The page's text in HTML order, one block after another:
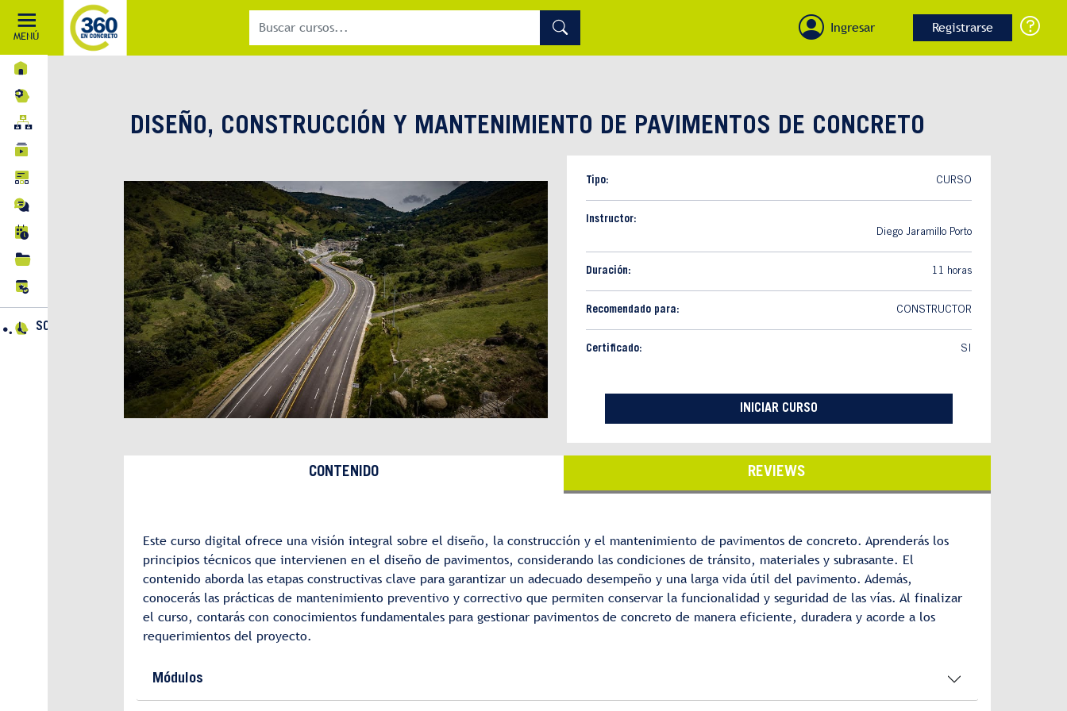
Ingresar Registrarse
MENÚ
RUTAS DE APRENDIZAJE
CERTIFICACIONES
SOPORTE
DISEÑO, CONSTRUCCIÓN Y MANTENIMIENTO DE PAVIMENTOS DE CONCRETO
Tipo: CURSO
Instructor:
Diego Jaramillo Porto
Duración: 11 horas
Recomendado para: CONSTRUCTOR
Certificado: SI
INICIAR CURSO
CONTENIDO REVIEWS
Este curso digital ofrece una visión integral sobre el diseño, la construcción y el mantenimiento de pavimentos de concreto. Aprenderás los
principios técnicos que intervienen en el diseño de pavimentos, considerando las condiciones de tránsito, materiales y subrasante. El
contenido aborda las etapas constructivas clave para garantizar un adecuado desempeño y una larga vida útil del pavimento. Además,
conocerás las prácticas de mantenimiento preventivo y correctivo que permiten conservar la funcionalidad y seguridad de las vías. Al finalizar
el curso, contarás con conocimientos fundamentales para gestionar pavimentos de concreto de manera eficiente, duradera y acorde a los
requerimientos del proyecto.
Módulos